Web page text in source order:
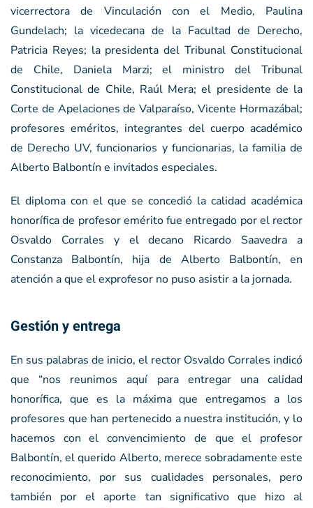
vicerrectora de Vinculación con el Medio, Paulina
Gundelach; la vicedecana de la Facultad de Derecho,
Patricia Reyes; la presidenta del Tribunal Constitucional
de Chile, Daniela Marzi; el ministro del Tribunal
Constitucional de Chile, Raúl Mera; el presidente de la
Corte de Apelaciones de Valparaíso, Vicente Hormazábal;
profesores eméritos, integrantes del cuerpo académico
de Derecho UV, funcionarios y funcionarias, la familia de
Alberto Balbontín e invitados especiales.
El diploma con el que se concedió la calidad académica
honorífica de profesor emérito fue entregado por el rector
Osvaldo Corrales y el decano Ricardo Saavedra a
Constanza Balbontín, hija de Alberto Balbontín, en
atención a que el exprofesor no puso asistir a la jornada.
Gestión y entrega
En sus palabras de inicio, el rector Osvaldo Corrales indicó
que “nos reunimos aquí para entregar una calidad
honorífica, que es la máxima que entregamos a los
profesores que han pertenecido a nuestra institución, y lo
hacemos con el convencimiento de que el profesor
Balbontín, el querido Alberto, merece sobradamente este
reconocimiento, por sus cualidades personales, pero
también por el aporte tan significativo que hizo al